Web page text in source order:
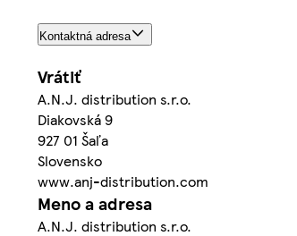
Kontaktná adresa
Vrátiť
A.N.J. distribution s.r.o.
Diakovská 9
927 01 Šaľa
Slovensko
www.anj-distribution.com
Meno a adresa
A.N.J. distribution s.r.o.